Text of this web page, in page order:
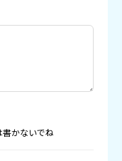
書かないでね